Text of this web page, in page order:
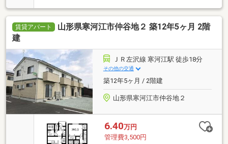
賃貸アパート
山形県寒河江市仲谷地２ 築12年5ヶ月 2階
建
ＪＲ左沢線 寒河江駅 徒歩18分
その他の交通
築12年5ヶ月 / 2階建
山形県寒河江市仲谷地２
6.40万円
管理費3,500円